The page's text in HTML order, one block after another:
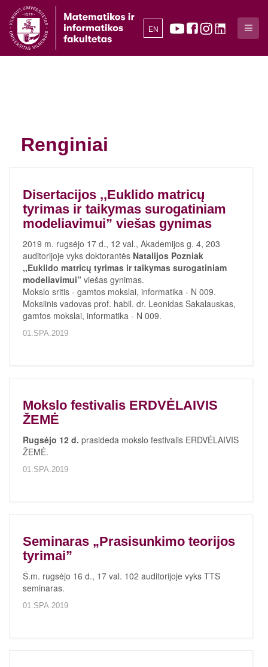
EN
Renginiai
Disertacijos ,,Euklido matricų
tyrimas ir taikymas surogatiniam
modeliavimui” viešas gynimas
2019 m. rugsėjo 17 d., 12 val., Akademijos g. 4, 203
auditorijoje vyks doktorantės Natalijos Pozniak
,,Euklido matricų tyrimas ir taikymas surogatiniam
modeliavimui” viešas gynimas.
Mokslo sritis - gamtos mokslai, informatika - N 009.
Mokslinis vadovas prof. habil. dr. Leonidas Sakalauskas,
gamtos mokslai, informatika - N 009.
01.SPA.2019
Mokslo festivalis ERDVĖLAIVIS
ŽEMĖ
Rugsėjo 12 d. prasideda mokslo festivalis ERDVĖLAIVIS
ŽEMĖ.
01.SPA.2019
Seminaras „Prasisunkimo teorijos
tyrimai”
Š.m. rugsėjo 16 d., 17 val. 102 auditorijoje vyks TTS
seminaras.
01.SPA.2019